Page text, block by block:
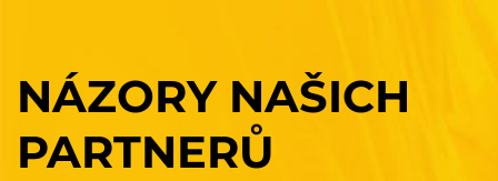
NÁZORYNAŠICH
PARTNERŮ